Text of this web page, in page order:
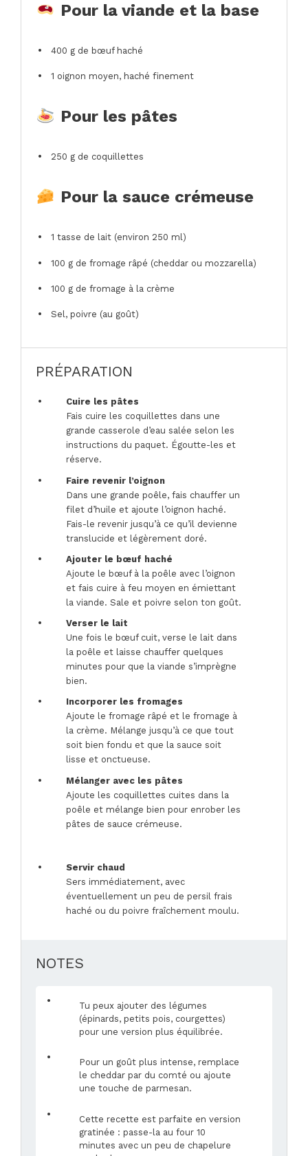
Pour la viande et la base
400 gde bœuf haché
1 oignon moyen, haché finement
Pour les pâtes
250 gde coquillettes
Pour la sauce crémeuse
1 tasse de lait (environ 250 ml)
100 gde fromage râpé (cheddar ou mozzarella)
100 gde fromage à la crème
Sel, poivre (au goût)
PRÉPARATION
Cuire les pâtes
Fais cuire les coquillettes dans une
grande casserole d’eau salée selon les
instructions du paquet. Égoutte-les et
réserve.
Faire revenir l’oignon
Dans une grande poêle, fais chauffer un
filet d’huile et ajoute l’oignon haché.
Fais-le revenir jusqu’à ce qu’il devienne
translucide et légèrement doré.
Ajouter le bœuf haché
Ajoute le bœuf à la poêle avec l’oignon
et fais cuire à feu moyen en émiettant
la viande. Sale et poivre selon ton goût.
Verser le lait
Une fois le bœuf cuit, verse le lait dans
la poêle et laisse chauffer quelques
minutes pour que la viande s’imprègne
bien.
Incorporer les fromages
Ajoute le fromage râpé et le fromage à
la crème. Mélange jusqu’à ce que tout
soit bien fondu et que la sauce soit
lisse et onctueuse.
Mélanger avec les pâtes
Ajoute les coquillettes cuites dans la
poêle et mélange bien pour enrober les
pâtes de sauce crémeuse.
Servir chaud
Sers immédiatement, avec
éventuellement un peu de persil frais
haché ou du poivre fraîchement moulu.
NOTES
Tu peux ajouter des légumes
(épinards, petits pois, courgettes)
pour une version plus équilibrée.
Pour un goût plus intense, remplace
le cheddar par du comté ou ajoute
une touche de parmesan.
Cette recette est parfaite en version
gratinée : passe-la au four 10
minutes avec un peu de chapelure